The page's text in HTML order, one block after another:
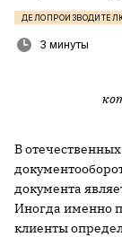
3 минуты
В
документа
Иногда именно
клиенты